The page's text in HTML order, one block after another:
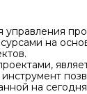
на
на